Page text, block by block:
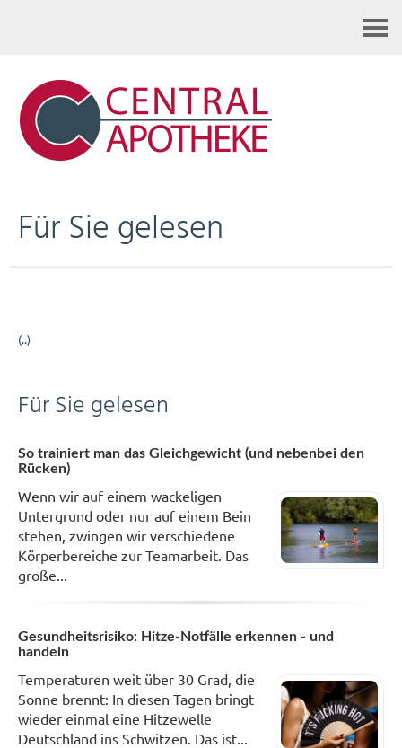
Für Sie gelesen
(..)
Für Sie gelesen
So trainiert man das Gleichgewicht (und nebenbei den
Rücken)
Wenn wir auf einem wackeligen
Untergrund oder nur auf einem Bein
stehen, zwingen wir verschiedene
Körperbereiche zur Teamarbeit. Das
große...
Gesundheitsrisiko: Hitze-Notfälle erkennen - und
handeln
Temperaturen weit über 30 Grad, die
Sonne brennt: In diesen Tagen bringt
wieder einmal eine Hitzewelle
Deutschland ins Schwitzen. Das ist...